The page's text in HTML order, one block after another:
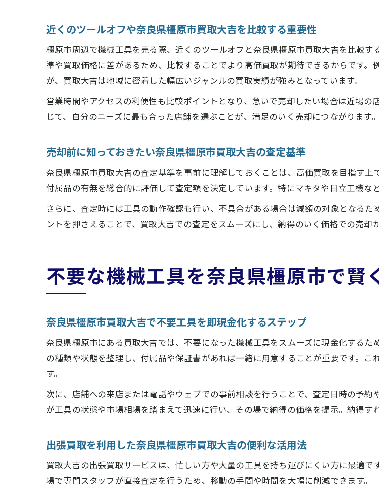
近隣店舗との違いを知る奈良県橿原市
奈良県橿原市買取大吉の営業時間で無
ツールオフ営業時間と奈良県橿原市買
奈良県橿原市買取大吉で即日現金化す
近くのツールオフや奈良県橿原市買取大吉を比較する重要性
橿原市周辺で機械工具を売る際、近くのツールオフと奈良県橿原市買取大吉を比較
準や買取価格に差があるため、比較することでより高価買取が期待できるからです
が、買取大吉は地域に密着した幅広いジャンルの買取実績が強みとなっています。
営業時間やアクセスの利便性も比較ポイントとなり、急いで売却したい場合は近場
じて、自分のニーズに最も合った店舗を選ぶことが、満足のいく売却につながります。
売却前に知っておきたい奈良県橿原市買取大吉の査定基準
奈良県橿原市買取大吉の査定基準を事前に理解しておくことは、高価買取を目指す上
付属品の有無を総合的に評価して査定額を決定しています。特にマキタや日立工機な
さらに、査定時には工具の動作確認も行い、不具合がある場合は減額の対象となる
ントを押さえることで、買取大吉での査定をスムーズにし、納得のいく価格での売却
不要な機械工具を奈良県橿原市で賢
奈良県橿原市買取大吉で不要工具を即現金化するステップ
奈良県橿原市にある買取大吉では、不要になった機械工具をスムーズに現金化する
の種類や状態を整理し、付属品や保証書があれば一緒に用意することが重要です。
す。
次に、店舗への来店または電話やウェブでの事前相談を行うことで、査定日時の予
が工具の状態や市場相場を踏まえて迅速に行い、その場で納得の価格を提示。納得す
出張買取を利用した奈良県橿原市買取大吉の便利な活用法
買取大吉の出張買取サービスは、忙しい方や大量の工具を持ち運びにくい方に最適
場で専門スタッフが直接査定を行うため、移動の手間や時間を大幅に削減できます。